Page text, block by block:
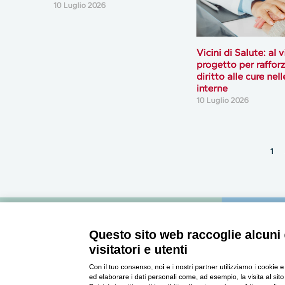
10 Luglio 2026
Vicini di Salute: al
progetto per
diritto alle cure
interne
10 Luglio 2026
1
Newsletter
Informazioni per restare sempre aggiornati sul
mondo della cooperazione.
Guarda i
Questo sito web raccoglie
visitatori e utenti
Con il tuo consenso, noi e i nostri partner utilizziamo i cookie
ed elaborare i dati personali come, ad esempio, la visita al